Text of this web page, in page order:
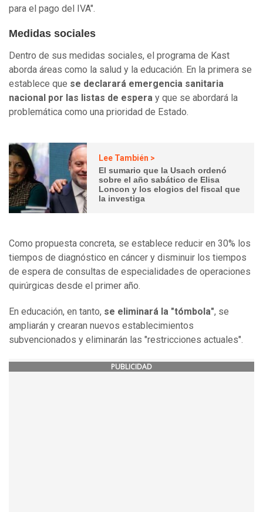
para el pago del IVA".
Medidas sociales
Dentro de sus medidas sociales, el programa de Kast
aborda áreas como la salud y la educación. En la primera se
establece que se declarará emergencia sanitaria
nacional por las listas de espera y que se abordará la
problemática como una prioridad de Estado.
Lee También >
El sumario que la Usach ordenó
sobre el año sabático de Elisa
Loncon y los elogios del fiscal que
la investiga
Como propuesta concreta, se establece reducir en 30% los
tiempos de diagnóstico en cáncer y disminuir los tiempos
de espera de consultas de especialidades de operaciones
quirúrgicas desde el primer año.
En educación, en tanto, se eliminará la "tómbola", se
ampliarán y crearan nuevos establecimientos
subvencionados y eliminarán las "restricciones actuales".
PUBLICIDAD